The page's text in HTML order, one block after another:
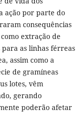
ação por parte do
consequências
extração de
as linhas férreas
assim como a
de gramíneas
lotes, vêm
gerando
poderão afetar